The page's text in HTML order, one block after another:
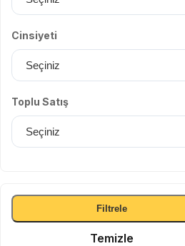
Cinsiyeti
Toplu Satış
Filtrele
Temizle